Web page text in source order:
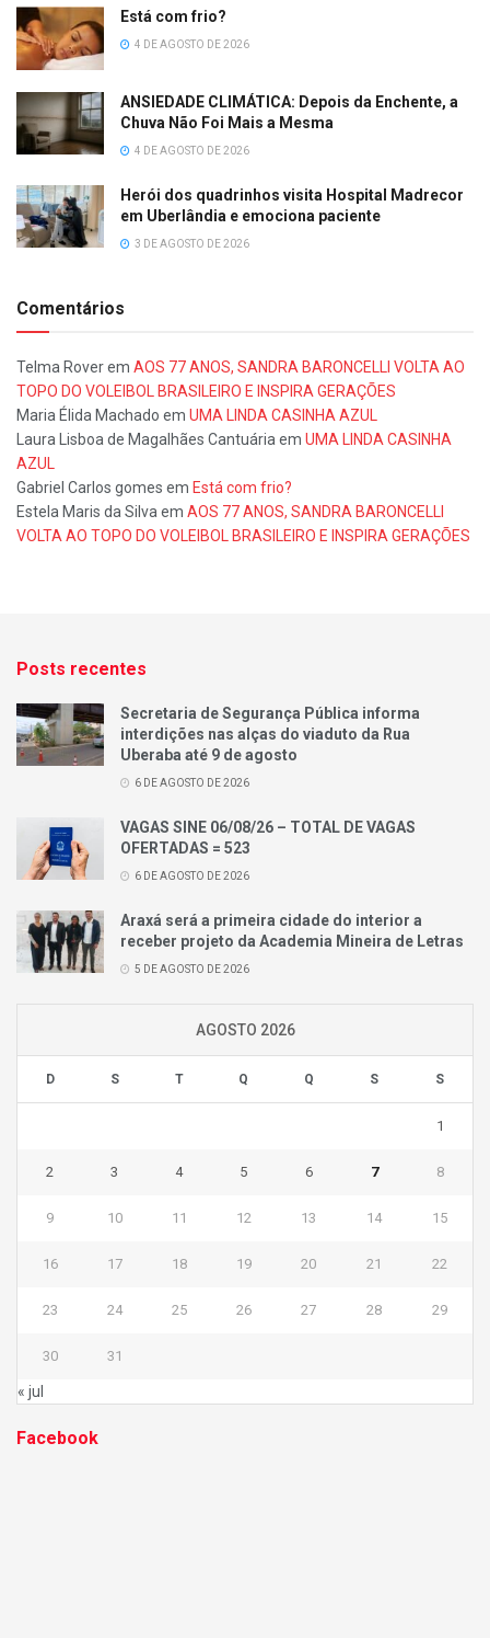
Está com frio?
4 DE AGOSTO DE 2026
ANSIEDADE CLIMÁTICA: Depois da Enchente, a
Chuva Não Foi Mais a Mesma
4 DE AGOSTO DE 2026
Herói dos quadrinhos visita Hospital Madrecor
em Uberlândia e emociona paciente
3 DE AGOSTO DE 2026
Comentários
Telma Roverem AOS 77 ANOS, SANDRA BARONCELLI VOLTA AO
TOPO DO VOLEIBOL BRASILEIRO E INSPIRA GERAÇÕES
Maria Élida Machado em UMA LINDA CASINHA AZUL
Laura Lisboa de Magalhães Cantuária em UMA LINDA CASINHA
AZUL
Gabriel Carlos gomes em Está com frio?
Estela Maris da Silva em AOS 77 ANOS, SANDRA BARONCELLI
VOLTA AO TOPO DO VOLEIBOL BRASILEIRO E INSPIRA GERAÇÕES
Posts recentes
Secretaria de Segurança Pública informa
interdições nas alças do viaduto da Rua
Uberaba até 9 de agosto
6 DE AGOSTO DE 2026
VAGAS SINE 06/08/26 – TOTAL DE VAGAS
OFERTADAS = 523
6 DE AGOSTO DE 2026
Araxá será a primeira cidade do interior a
receber projeto da Academia Mineira de Letras
5 DE AGOSTO DE 2026
AGOSTO 2026
D S T Q Q S S
1
2 3 4 5 6 7 8
9 10 11 12 13 14 15
16 17 18 19 20 21 22
23 24 25 26 27 28 29
30 31
« jul
Facebook